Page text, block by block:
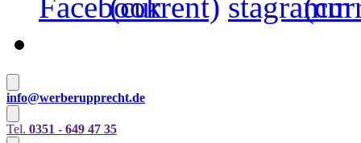
info@werberupprecht.de
Tel. 0351 - 649 47 35